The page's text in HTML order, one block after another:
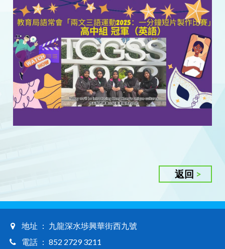
返回
地址 ： 九龍深水埗興華街西九號
電話 ： 852 2729 3211